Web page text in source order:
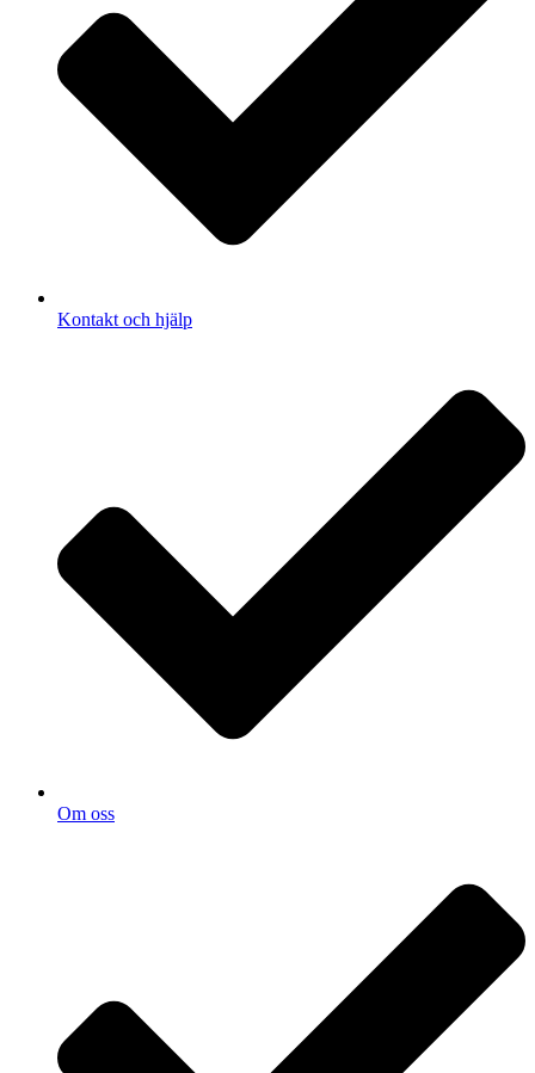
Kontakt och hjälp
Om oss